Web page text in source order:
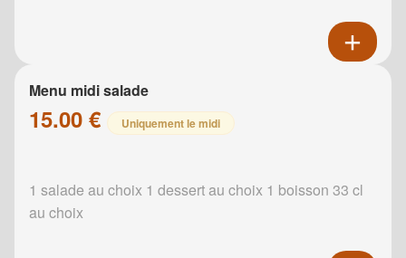
Menu midi salade
15.00 € Uniquement le midi
1 salade au choix 1 dessert au choix 1 boisson 33 cl
au choix